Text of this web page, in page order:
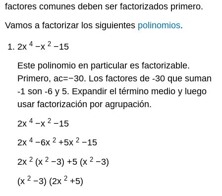
problemas
revisión
factores comunes deben ser factorizados primero.
Vamos a factorizar los siguientes polinomios.
2x4 −x2 −15
Este polinomio en particular es factorizable.
Primero, ac=−30. Los factores de -30 que suman
-1 son -6 y 5. Expandir el término medio y luego
usar factorización por agrupación.
2x4 −x2 −15
2x4 −6x2 +5x2 −15
2x2 (x2 −3) +5 (x2 −3)
(x2 −3) (2x2 +5)